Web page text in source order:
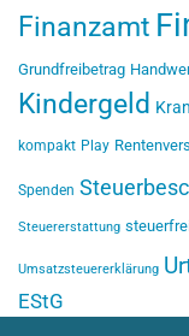
Finanzamt
Grundfreibetrag
Kindergeld
kompakt Play
Spenden
Steuererstattung
Umsatzsteuererklärung
EStG